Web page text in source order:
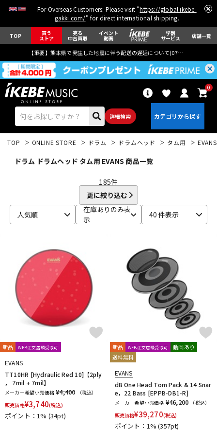
For Overseas Customers: Please visit "https://global.ikebe-
gakki.com/" for direct international shipping.
TOP 買う
ストア
売る
中古買取
イベント
動画
学割
サービス 店舗一覧
【重要】熊本県で発生した地震に伴う配送の遅延について(07月29日
詳細検索
0
ドラム パーカッション
キーボード 電子ピアノ
アンプ
DJ機器 DTM
TOP ONLINE STORE ドラム ドラムヘッド タム用 EVANS
ドラム ドラムヘッド タム用 EVANS 商品一覧
185件
更に絞り込む
人気順
在庫ありのみ表
示
40 件表示
新品 WEB注文店頭受取可
EVANS
TT10HR [Hydraulic Red 10]【2ply
， 7mil + 7mil】
メーカー希望小売価格 ¥4,400
（税込）
販売価格¥3,740(税込)
ポイント：1% (34pt)
新品 WEB注文店頭受取可
動画あり
送料無料
EVANS
dB One Head Tom Pack & 14 Snar
e，22 Bass [EPPB-DB1-R]
メーカー希望小売価格 ¥46,200
（税込）
販売価格¥39,270(税込)
ポイント：1%(357pt)